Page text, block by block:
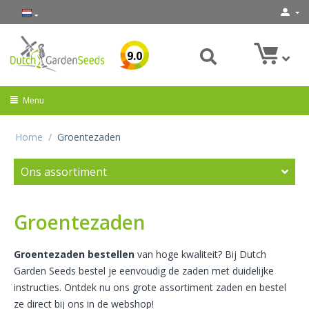
9.0
Menu
Home / Groentezaden
Ons assortiment
Groentezaden
Groentezaden bestellen van hoge kwaliteit? Bij Dutch
Garden Seeds bestel je eenvoudig de zaden met duidelijke
instructies. Ontdek nu ons grote assortiment zaden en bestel
ze direct bij ons in de webshop!